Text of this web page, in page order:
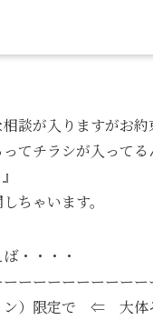
談が入りますがお約
てチラシが入ってる
ちゃいます。
・・・・
ーーーーーーーー
ン）限定で ⇐ 大体